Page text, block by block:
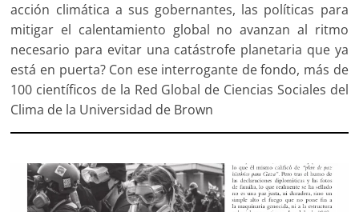
acción climática a sus gobernantes, las políticas para
mitigar el calentamiento global no avanzan al ritmo
necesario para evitar una catástrofe planetaria que ya
está en puerta? Con ese interrogante de fondo, más de
100 científicos de la Red Global de Ciencias Sociales del
Clima de la Universidad de Brown